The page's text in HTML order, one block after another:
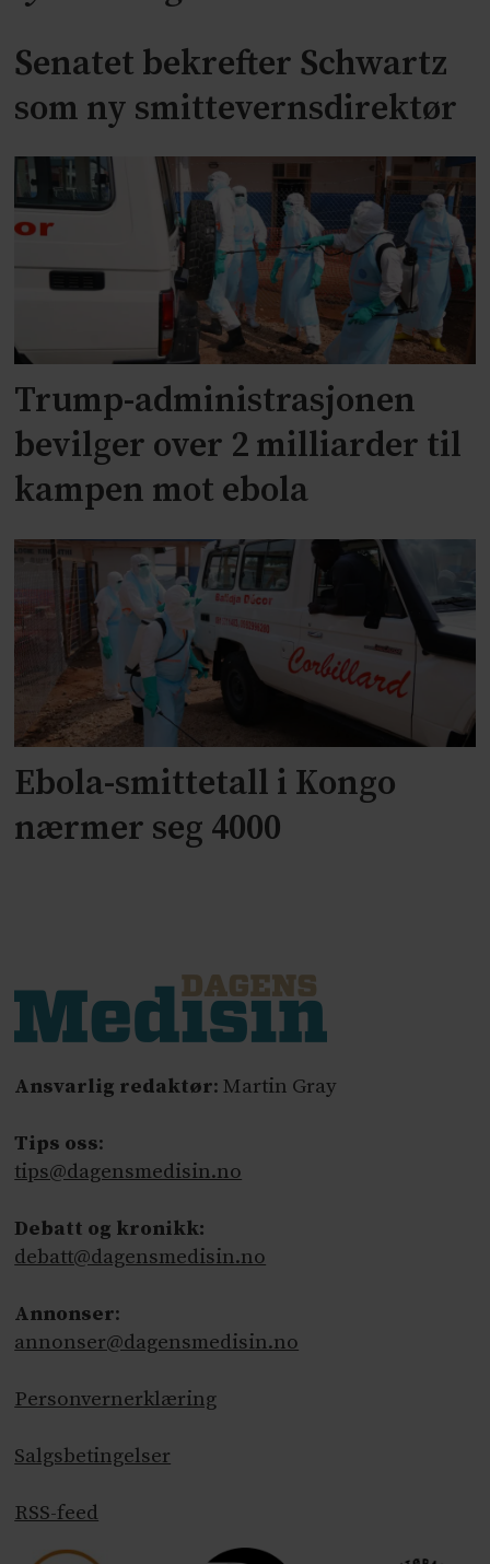
Senatet bekrefter Schwartz
som ny smittevernsdirektør
Trump-administrasjonen
bevilger over 2 milliarder til
kampen mot ebola
Ebola-smittetall i Kongo
nærmer seg 4000
Ansvarlig redaktør: Martin Gray
Tips oss:
tips@dagensmedisin.no
Debatt og kronikk:
debatt@dagensmedisin.no
Annonser:
annonser@dagensmedisin.no
Personvernerklæring
Salgsbetingelser
RSS-feed